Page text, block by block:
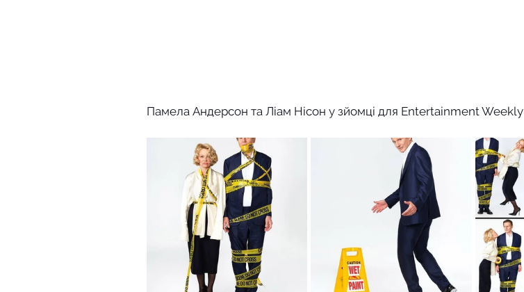
Памела Андерсон та Ліам Нісон у зйомці для Entertainment Weekly